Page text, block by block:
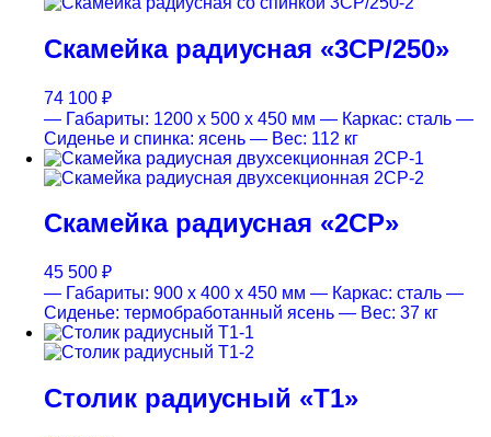
Скамейка радиусная «3СР/250»
74 100 ₽
— Габариты: 1200 x 500 x 450 мм — Каркас: сталь —
Сиденье и спинка: ясень — Вес: 112 кг
Скамейка радиусная «2СР»
45 500 ₽
— Габариты: 900 x 400 x 450 мм — Каркас: сталь —
Сиденье: термобработанный ясень — Вес: 37 кг
Столик радиусный «Т1»